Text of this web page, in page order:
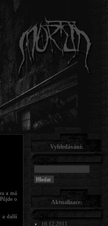
a má
o
a další
Vyhledávání:
Aktualizace:
16.12.2011